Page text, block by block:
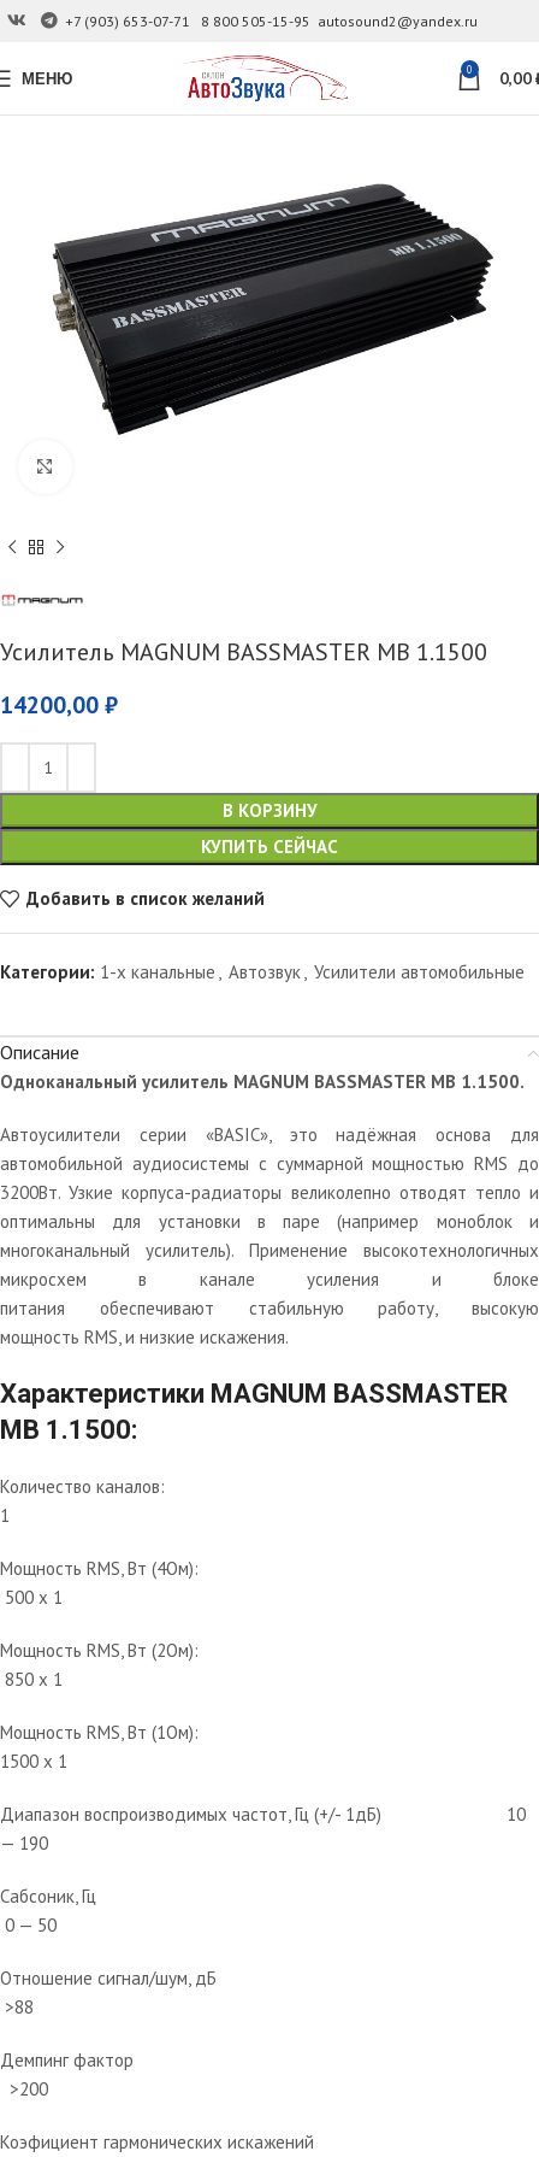
+7 (903) 653-07-71 8 800 505-15-95 autosound2@yandex.ru
МЕНЮ 0 0,00
Усилитель MAGNUM BASSMASTER MB 1.1500
14200,00 ₽
В КОРЗИНУ
КУПИТЬ СЕЙЧАС
Добавить в список желаний
Категории: 1-х канальные Автозвук Усилители автомобильные
Описание
Одноканальный усилитель MAGNUM BASSMASTER MB 1.1500.
Автоусилители серии «BASIC», это надёжная основа для
автомобильной аудиосистемы с суммарной мощностью RMS до
3200Вт. Узкие корпуса-радиаторы великолепно отводят тепло и
оптимальны для установки в паре (например моноблок и
многоканальный усилитель). Применение высокотехнологичных
микросхем в канале усиления и блоке
питания обеспечивают стабильную работу, высокую
мощность RMS, и низкие искажения.
Характеристики MAGNUM BASSMASTER
MB 1.1500:
Количество каналов:
1
Мощность RMS, Вт (4Ом):
500 x 1
Мощность RMS, Вт (2Ом):
850 x 1
Мощность RMS, Вт (1Ом):
1500 x 1
Диапазон воспроизводимых частот, Гц (+/- 1дБ) 10
— 190
Сабсоник, Гц
0 — 50
Отношение сигнал/шум, дБ
>88
Демпинг фактор
>200
Коэфициент гармонических искажений